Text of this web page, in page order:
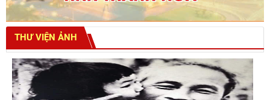
THƯ VIỆN ẢNH